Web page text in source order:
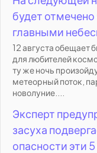
будет
главными
12 августа
для любителей
ту же ночь
метеорный поток,
новолуние....
Эксперт
засуха
опасности эти